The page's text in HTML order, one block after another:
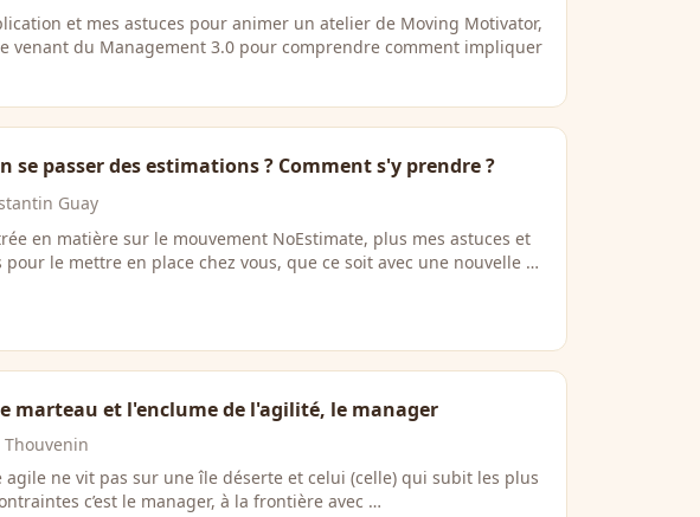
et mes astuces pour animer un atelier de Moving Motivator,
venant du Management 3.0 pour comprendre comment impliquer
se passer des estimations ? Comment s'y prendre ?
Guay
en matière sur le mouvement NoEstimate, plus mes astuces et
pour le mettre en place chez vous, que ce soit avec une nouvelle …
marteau et l'enclume de l'agilité, le manager
Thouvenin
agile ne vit pas sur une île déserte et celui (celle) qui subit les plus
c’est le manager, à la frontière avec …